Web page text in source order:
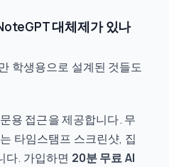
대체제가 있나
학생용으로 설계된 것들도
용 접근을 제공합니다. 무
타임스탬프 스크린샷, 집
다. 가입하면 20분 무료 AI